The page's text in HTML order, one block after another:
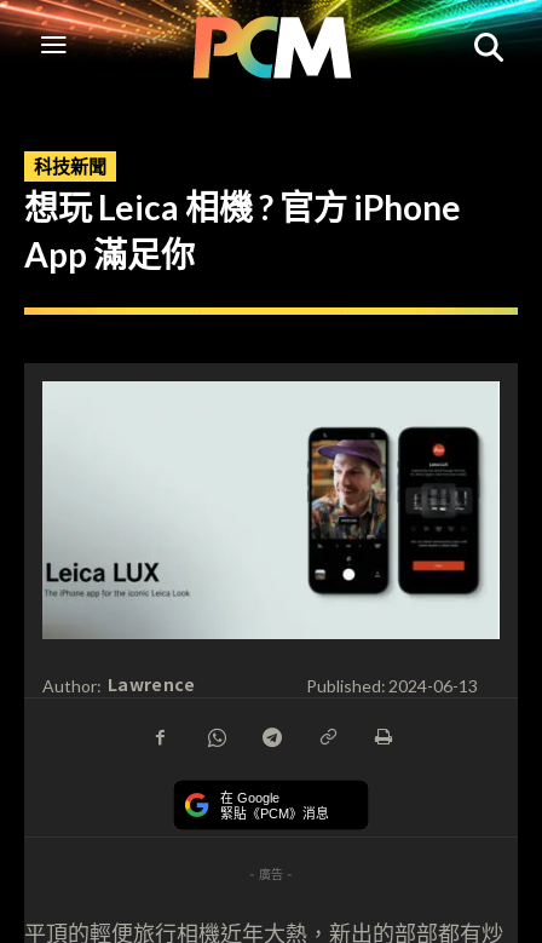
科技新聞
想玩 Leica 相機 ? 官方 iPhone
App 滿足你
Author: Lawrence Published: 2024-06-13
在 Google
緊貼《PCM》消息
- 廣告 -
平頂的輕便旅行相機近年大熱，新出的部部都有炒